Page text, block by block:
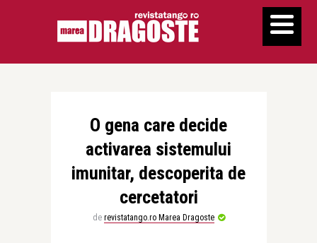
O gena care decide
activarea sistemului
imunitar, descoperita de
cercetatori
de revistatango.ro Marea Dragoste